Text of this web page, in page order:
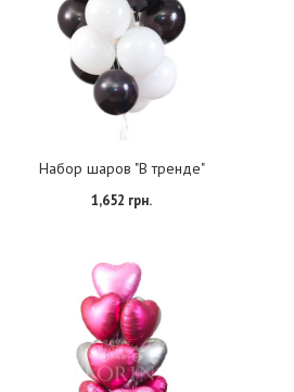
Набор шаров "В тренде"
1,652 грн.